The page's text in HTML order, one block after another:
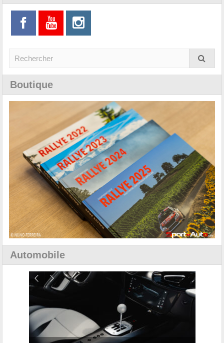
Boutique
Automobile